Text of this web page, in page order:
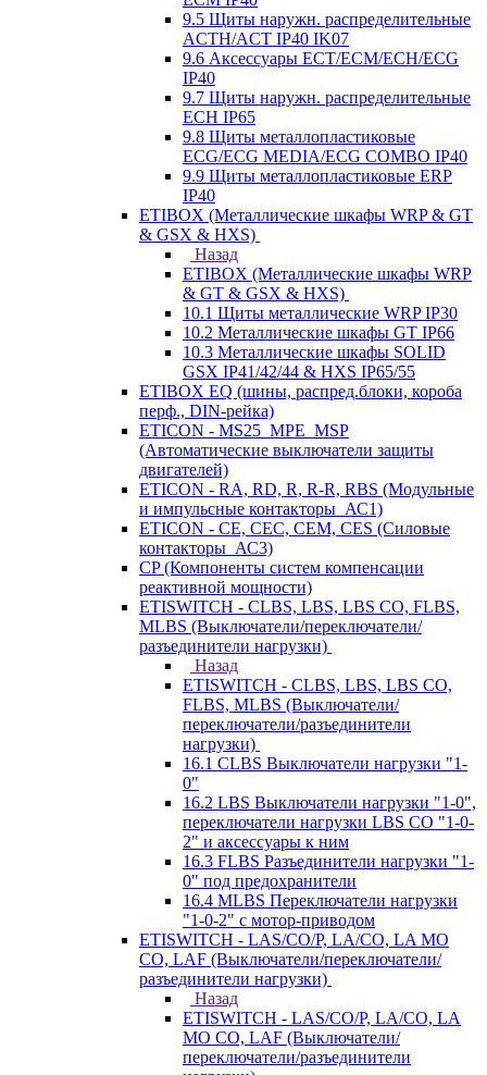
9.5 Щиты наружн. распределительные
ACTH/ACT IP40 IK07
9.6 Аксессуары ECT/ECM/ECH/ECG
IP40
9.7 Щиты наружн. распределительные
ECH IP65
9.8 Щиты металлопластиковые
ECG/ECG MEDIA/ECG COMBO IP40
9.9 Щиты металлопластиковые ERP
IP40
ETIBOX (Металлические шкафы WRP & GT
& GSX & HXS)
Назад
ETIBOX (Металлические шкафы WRP
& GT & GSX & HXS)
10.1 Щиты металлические WRP IP30
10.2 Металлические шкафы GT IP66
10.3 Металлические шкафы SOLID
GSX IP41/42/44 & HXS IP65/55
ETIBOX EQ (шины, распред.блоки, короба
перф., DIN-рейка)
ETICON - MS25_MPE_MSP
(Автоматические выключатели защиты
двигателей)
ETICON - RA, RD, R, R-R, RBS (Модульные
и импульсные контакторы_АС1)
ETICON - CE, CEC, CEM, CES (Силовые
контакторы_АС3)
CP (Компоненты систем компенсации
реактивной мощности)
ETISWITCH - CLBS, LBS, LBS CO, FLBS,
MLBS (Выключатели/переключатели/
разъединители нагрузки)
Назад
ETISWITCH - CLBS, LBS, LBS CO,
FLBS, MLBS (Выключатели/
переключатели/разъединители
нагрузки)
16.1 CLBS Выключатели нагрузки "1-
0"
16.2 LBS Выключатели нагрузки "1-0",
переключатели нагрузки LBS CO "1-0-
2" и аксессуары к ним
16.3 FLBS Разъединители нагрузки "1-
0" под предохранители
16.4 MLBS Переключатели нагрузки
"1-0-2" с мотор-приводом
ETISWITCH - LAS/CO/P, LA/CO, LA MO
CO, LAF (Выключатели/переключатели/
разъединители нагрузки)
Назад
ETISWITCH - LAS/CO/P, LA/CO, LA
MO CO, LAF (Выключатели/
переключатели/разъединители